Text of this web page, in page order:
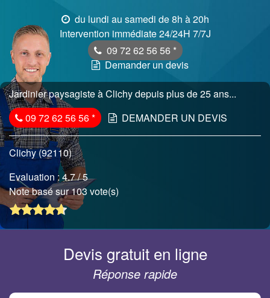
du lundi au samedi de 8h à 20h
Intervention immédiate 24/24H 7/7J
09 72 62 56 56 *
Demander un devis
Jardinier paysagiste à Clichy depuis plus de 25 ans...
09 72 62 56 56* DEMANDER UN DEVIS
Clichy (92110)
Evaluation :4.7/ 5
Note basé sur 103 vote(s)
Devis gratuit en ligne
Réponse rapide